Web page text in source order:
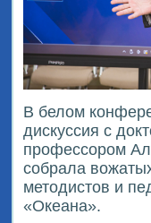
В белом
дискуссия с
профессором
собрала
методистов и
«Океана».